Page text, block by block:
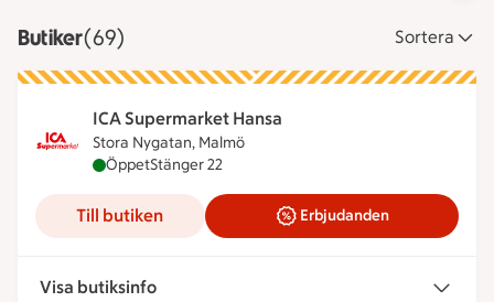
ButikerVisar 69 stycken
(69) Sortera
ICA Supermarket Hansa
Stora Nygatan, Malmö
ICA Supermarket Hansa är öppen nu, stänger
ÖppetStänger 22
Till butiken Erbjudanden
Visa butiksinfo